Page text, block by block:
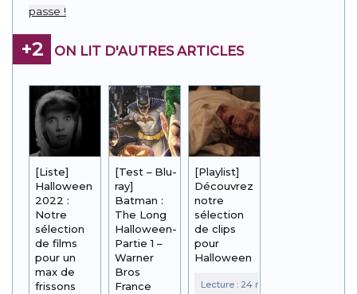
passe !
+2 ON LIT D'AUTRES ARTICLES
[Liste]
Halloween
2022 :
Notre
sélection
de films
pour un
max de
frissons
[Test – Blu-
ray]
Batman :
The Long
Halloween-
Partie 1 –
Warner
Bros
France
[Playlist]
Découvrez
notre
sélection
de clips
pour
Halloween